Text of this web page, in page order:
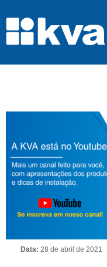
Data: 28 de abril de 2021